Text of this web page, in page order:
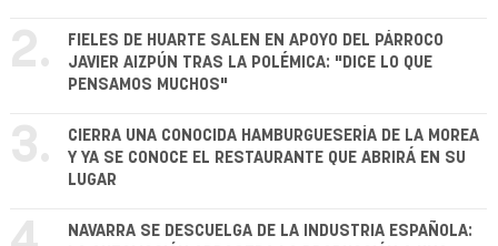
2.
FIELES DE HUARTE SALEN EN APOYO DEL PÁRROCO
JAVIER AIZPÚN TRAS LA POLÉMICA: "DICE LO QUE
PENSAMOS MUCHOS"
3.
CIERRA UNA CONOCIDA HAMBURGUESERÍA DE LA MOREA
Y YA SE CONOCE EL RESTAURANTE QUE ABRIRÁ EN SU
LUGAR
NAVARRA SE DESCUELGA DE LA INDUSTRIA ESPAÑOLA: